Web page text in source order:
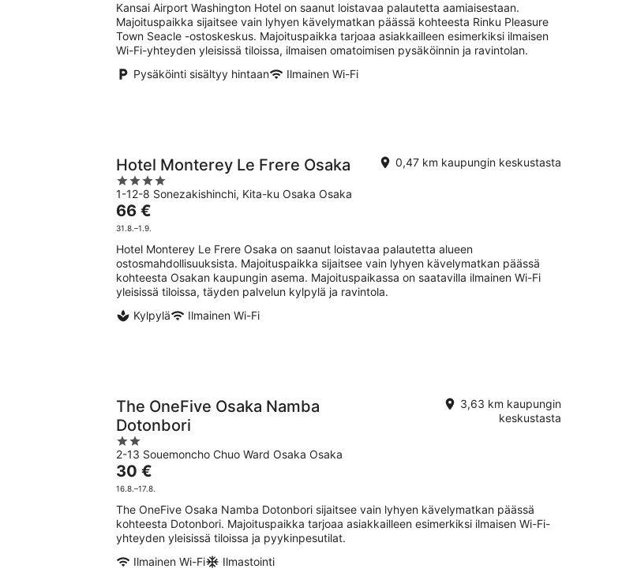
per
yö
Kansai Airport Washington Hotel on saanut loistavaa palautetta aamiaisestaan.
Majoituspaikka sijaitsee vain lyhyen kävelymatkan päässä kohteesta Rinku Pleasure
Town Seacle -ostoskeskus. Majoituspaikka tarjoaa asiakkailleen esimerkiksi ilmaisen
Wi-Fi-yhteyden yleisissä tiloissa, ilmaisen omatoimisen pysäköinnin ja ravintolan.
Pysäköinti sisältyy hintaan
Ilmainen Wi-Fi
Hotel Monterey Le Frere Osaka
4
out
of
5
1-12-8 Sonezakishinchi, Kita-ku Osaka Osaka
0,47 km kaupungin keskustasta
Hinta
on
per
yö
66 €
31.8.–1.9.
Hotel Monterey Le Frere Osaka on saanut loistavaa palautetta alueen
ostosmahdollisuuksista. Majoituspaikka sijaitsee vain lyhyen kävelymatkan päässä
kohteesta Osakan kaupungin asema. Majoituspaikassa on saatavilla ilmainen Wi-Fi
yleisissä tiloissa, täyden palvelun kylpylä ja ravintola.
Kylpylä
Ilmainen Wi-Fi
The OneFive Osaka Namba
Dotonbori
2
out
of
5
2-13 Souemoncho Chuo Ward Osaka Osaka
3,63 km kaupungin
keskustasta
Hinta
on
per
yö
30 €
16.8.–17.8.
The OneFive Osaka Namba Dotonbori sijaitsee vain lyhyen kävelymatkan päässä
kohteesta Dotonbori. Majoituspaikka tarjoaa asiakkailleen esimerkiksi ilmaisen Wi-Fi-
yhteyden yleisissä tiloissa ja pyykinpesutilat.
Ilmainen Wi-Fi
Ilmastointi